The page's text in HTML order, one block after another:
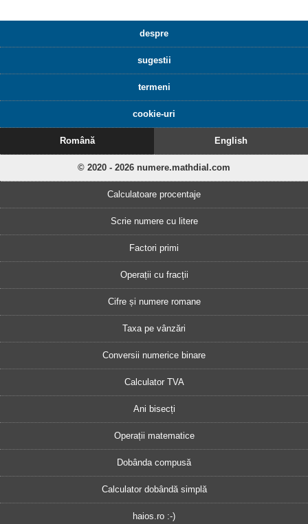
despre
sugestii
termeni
cookie-uri
Română English
© 2020 - 2026 numere.mathdial.com
Calculatoare procentaje
Scrie numere cu litere
Factori primi
Operații cu fracții
Cifre și numere romane
Taxa pe vânzări
Conversii numerice binare
Calculator TVA
Ani bisecți
Operații matematice
Dobânda compusă
Calculator dobândă simplă
haios.ro :-)